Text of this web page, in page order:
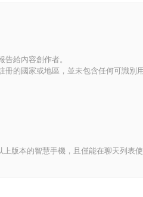
給內容創作者。
的國家或地區，並未包含任何可識別
版本的智慧手機，且僅能在聊天列表使